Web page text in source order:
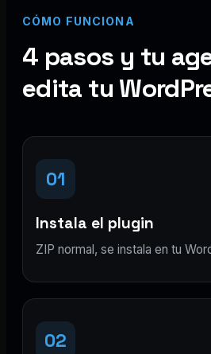
CÓMO FUNCIONA
4 pasos y tu
edita tu
01
Instala el plugin
ZIP normal, se instala en tu
02